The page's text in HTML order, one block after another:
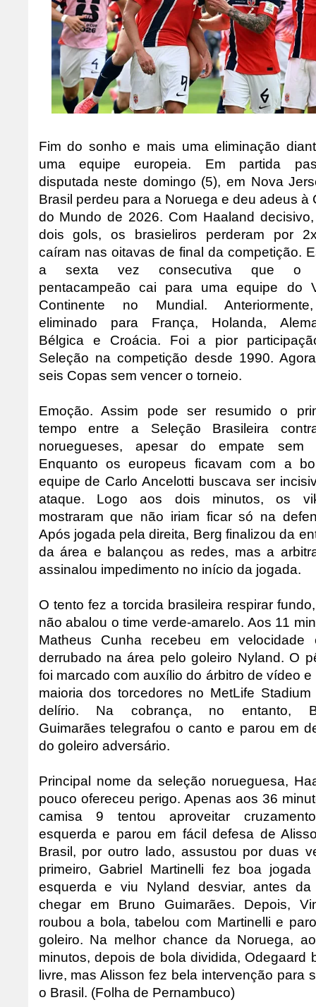
Fim do sonho e mais uma eliminação
uma equipe europeia. Em partida
disputada neste domingo (5), em Nova
Brasil perdeu para a Noruega e deu adeus à
do Mundo de 2026. Com Haaland
dois gols, os brasieliros perderam por
caíram nas oitavas de final da competição.
a sexta vez consecutiva que o
pentacampeão cai para uma equipe do
Continente no Mundial.
eliminado para França, Holanda,
Bélgica e Croácia. Foi a pior
Seleção na competição desde 1990.
seis Copas sem vencer o torneio.
Emoção. Assim pode ser resumido o
tempo entre a Seleção Brasileira
noruegueses, apesar do empate sem
Enquanto os europeus ficavam com a
equipe de Carlo Ancelotti buscava ser
ataque. Logo aos dois minutos, os
mostraram que não iriam ficar só na
Após jogada pela direita, Berg finalizou da
da área e balançou as redes, mas a
assinalou impedimento no início da jogada.
O tento fez a torcida brasileira respirar
não abalou o time verde-amarelo. Aos 11
Matheus Cunha recebeu em velocidade
derrubado na área pelo goleiro Nyland. O
foi marcado com auxílio do árbitro de vídeo e
maioria dos torcedores no MetLife
delírio. Na cobrança, no entanto,
Guimarães telegrafou o canto e parou em
do goleiro adversário.
Principal nome da seleção norueguesa,
pouco ofereceu perigo. Apenas aos 36
camisa 9 tentou aproveitar
esquerda e parou em fácil defesa de
Brasil, por outro lado, assustou por duas
primeiro, Gabriel Martinelli fez boa
esquerda e viu Nyland desviar, antes da
chegar em Bruno Guimarães. Depois,
roubou a bola, tabelou com Martinelli e
goleiro. Na melhor chance da Noruega,
minutos, depois de bola dividida, Odegaard
livre, mas Alisson fez bela intervenção para
o Brasil. (Folha de Pernambuco)